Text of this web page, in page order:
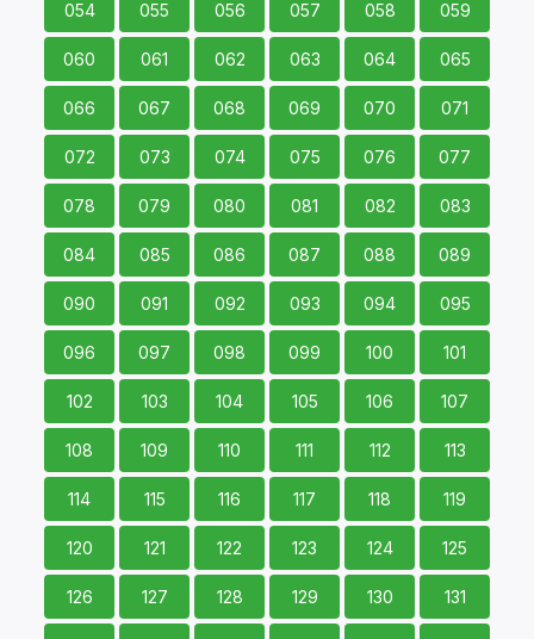
054 055 056 057 058 059
060 061 062 063 064 065
066 067 068 069 070 071
072 073 074 075 076 077
078 079 080 081 082 083
084 085 086 087 088 089
090 091 092 093 094 095
096 097 098 099 100 101
102 103 104 105 106 107
108 109 110 111 112 113
114 115 116 117 118 119
120 121 122 123 124 125
126 127 128 129 130 131